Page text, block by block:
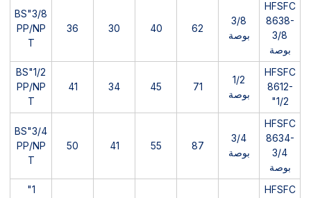
HFSFC
8638-
3/8
بوصة
3/8
بوصة
62
40
30
36
3/8"BS
PP/NP
T
HFSFC
8612-
1/2"
1/2
بوصة
71
45
34
41
1/2"BS
PP/NP
T
HFSFC
8634-
3/4
بوصة
3/4
بوصة
87
55
41
50
3/4"BS
PP/NP
T
HFSFC
1"